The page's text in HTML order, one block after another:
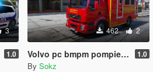
3
1.0
462 2
Volvo pc bmpm pompier - french firefighter - poste de commandement des marins pompiers de marseille 1.0
By Sokz